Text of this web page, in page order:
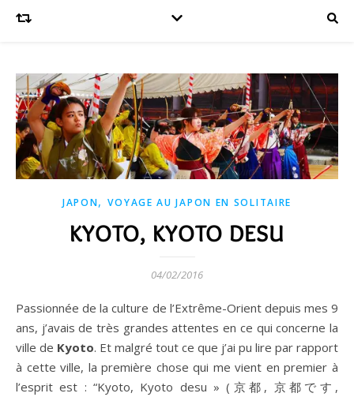
JAPON,VOYAGE AU JAPON EN SOLITAIRE
KYOTO, KYOTO DESU
04/02/2016
Passionnée de la culture de l’Extrême-Orient depuis mes 9
ans, j’avais de très grandes attentes en ce qui concerne la
ville de Kyoto. Et malgré tout ce que j’ai pu lire par rapport
à cette ville, la première chose qui me vient en premier à
l’esprit est : “Kyoto, Kyoto desu » (京都, 京都です,